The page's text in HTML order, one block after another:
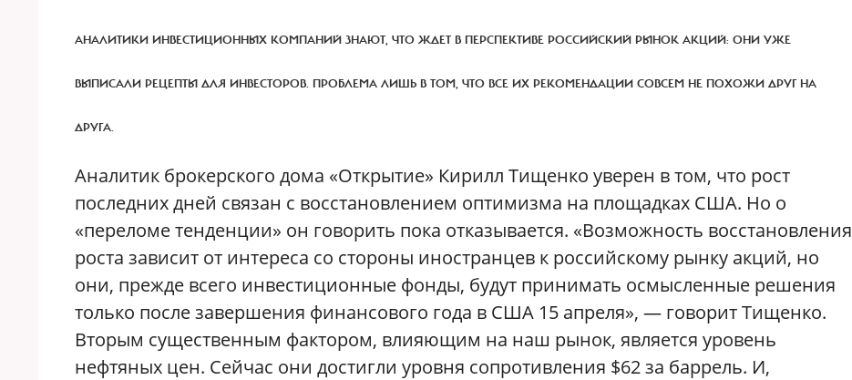
АНАЛИТИКИ ИНВЕСТИЦИОННЫХ КОМПАНИЙ ЗНАЮТ, ЧТО ЖДЕТ В ПЕРСПЕКТИВЕ РОССИЙСКИЙ РЫНОК АКЦИЙ: ОНИ УЖЕ
ВЫПИСАЛИ РЕЦЕПТЫ ДЛЯ ИНВЕСТОРОВ. ПРОБЛЕМА ЛИШЬ В ТОМ, ЧТО ВСЕ ИХ РЕКОМЕНДАЦИИ СОВСЕМ НЕ ПОХОЖИ ДРУГ НА
ДРУГА.
Аналитик брокерского дома «Открытие» Кирилл Тищенко уверен в том, что рост
последних дней связан с восстановлением оптимизма на площадках США. Но о
«переломе тенденции» он говорить пока отказывается. «Возможность восстановления
роста зависит от интереса со стороны иностранцев к российскому рынку акций, но
они, прежде всего инвестиционные фонды, будут принимать осмысленные решения
только после завершения финансового года в США 15 апреля», — говорит Тищенко.
Вторым существенным фактором, влияющим на наш рынок, является уровень
нефтяных цен. Сейчас они достигли уровня сопротивления $62 за баррель. И,